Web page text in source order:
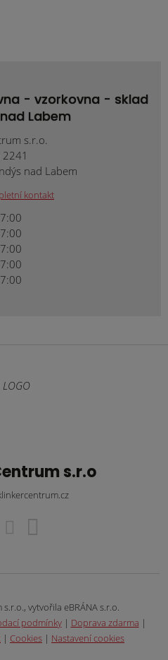
- vzorkovna - sklad
Labem
s.r.o.
nad Labem
kontakt
s.r.o
vytvořila eBRÁNA s.r.o.
podmínky| Doprava zdarma |
| Cookies | Nastavení cookies